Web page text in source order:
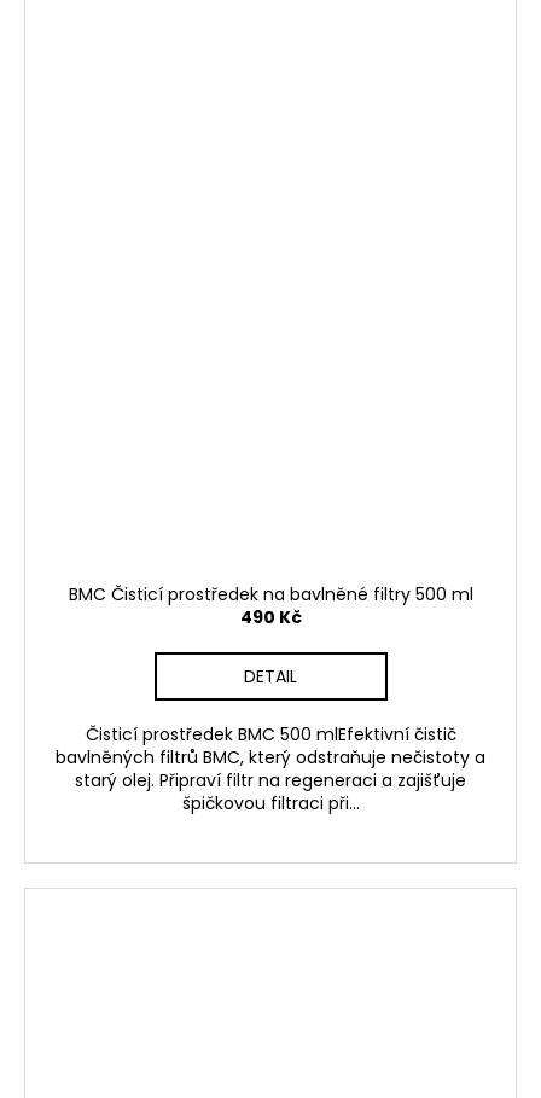
BMC Čisticí prostředek na bavlněné filtry 500 ml
490 Kč
DETAIL
Čisticí prostředek BMC 500 mlEfektivní čistič
bavlněných filtrů BMC, který odstraňuje nečistoty a
starý olej. Připraví filtr na regeneraci a zajišťuje
špičkovou filtraci při...